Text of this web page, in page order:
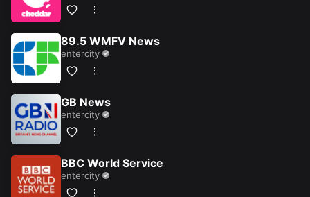
89.5 WMFV News
entercity
GB News
entercity
BBC World Service
entercity